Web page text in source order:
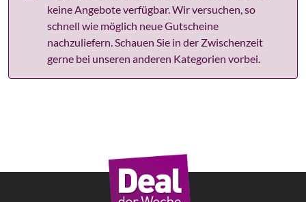
keine Angebote verfügbar. Wir versuchen, so
schnell wie möglich neue Gutscheine
nachzuliefern. Schauen Sie in der Zwischenzeit
gerne bei unseren anderen Kategorien vorbei.